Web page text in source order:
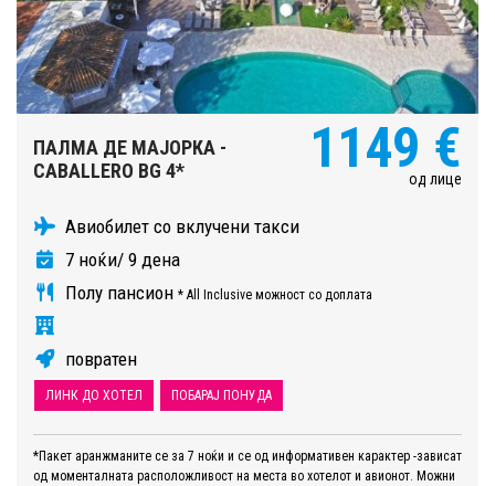
ПАЛМА ДЕ МАЈОРКА -
CABALLERO BG 4*
1149 €
од лице
Авиобилет со вклучени такси
7 ноќи/ 9 дена
Полу пансион * All Inclusive можност со доплата
повратен
ЛИНК ДО ХОТЕЛ ПОБАРАЈ ПОНУДА
*Пакет аранжманите се за 7 ноќи и се од информативен карактер -зависат
од моменталната расположливост на места во хотелот и авионот. Можни